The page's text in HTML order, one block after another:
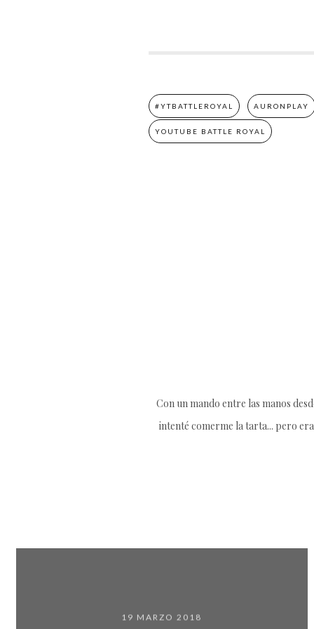
#YTBATTLEROYAL AURONPLAY
YOUTUBE BATTLE ROYAL
Con un mando entre las manos
intenté comerme la tarta... pero
19 MARZO 2018